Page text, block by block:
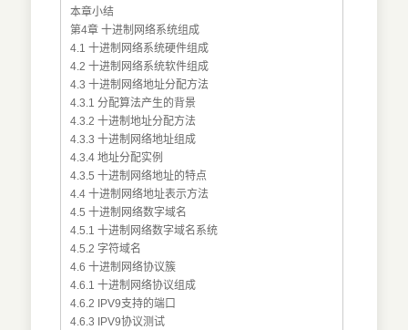
本章小结
第4章 十进制网络系统组成
4.1 十进制网络系统硬件组成
4.2 十进制网络系统软件组成
4.3 十进制网络地址分配方法
4.3.1 分配算法产生的背景
4.3.2 十进制地址分配方法
4.3.3 十进制网络地址组成
4.3.4 地址分配实例
4.3.5 十进制网络地址的特点
4.4 十进制网络地址表示方法
4.5 十进制网络数字域名
4.5.1 十进制网络数字域名系统
4.5.2 字符域名
4.6 十进制网络协议簇
4.6.1 十进制网络协议组成
4.6.2 IPV9支持的端口
4.6.3 IPV9协议测试